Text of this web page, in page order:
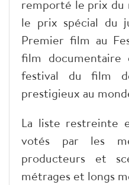
remporté le prix du
le prix spécial du
Premier film au
film documentaire
festival du film
prestigieux au
La liste restreinte
votés par les
producteurs et
métrages et longs